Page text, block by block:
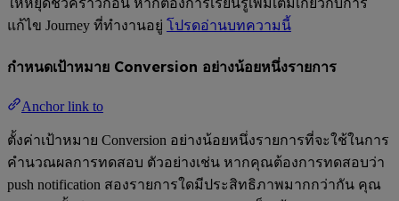
ให้หยุดชั่วคราวก่อน หากต้องการเรียนรู้เพิ่มเติมเกี่ยวกับการ
แก้ไข Journey ที่ทำงานอยู่ โปรดอ่านบทความนี้
กำหนดเป้าหมาย Conversion อย่างน้อยหนึ่งรายการ
Anchor link to
ตั้งค่าเป้าหมาย Conversion อย่างน้อยหนึ่งรายการที่จะใช้ในการ
คำนวณผลการทดสอบ ตัวอย่างเช่น หากคุณต้องการทดสอบว่า
push notification สองรายการใดมีประสิทธิภาพมากกว่ากัน คุณ